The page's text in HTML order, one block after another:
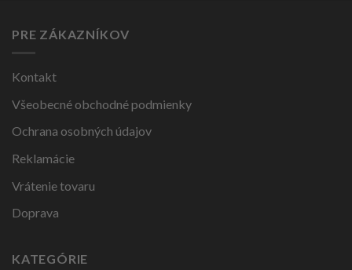
PRE ZÁKAZNÍKOV
Kontakt
Všeobecné obchodné podmienky
Ochrana osobných údajov
Reklamácie
Vrátenie tovaru
Doprava
KATEGÓRIE